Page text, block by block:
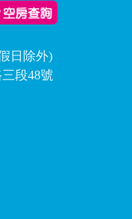
10/5～10/6包棟
旨，想問是否可12人包
日除外)
段48號